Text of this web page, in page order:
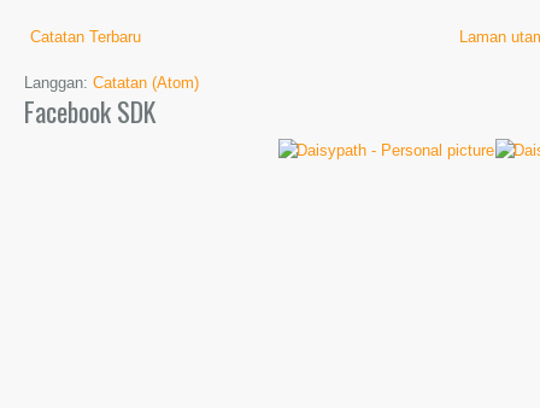
Catatan Terbaru Laman
Langgan: Catatan (Atom)
Facebook SDK